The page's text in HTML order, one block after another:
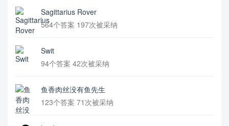
Sagittarius Rover
564个答案 197次被采纳
Swit
94个答案 42次被采纳
鱼香肉丝没有鱼先生
123个答案 71次被采纳